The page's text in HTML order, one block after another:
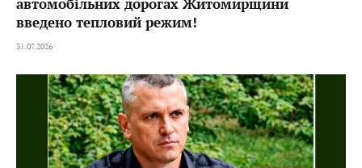
автомобільних дорогах Житомирщини
введено тепловий режим!
31.07.2026